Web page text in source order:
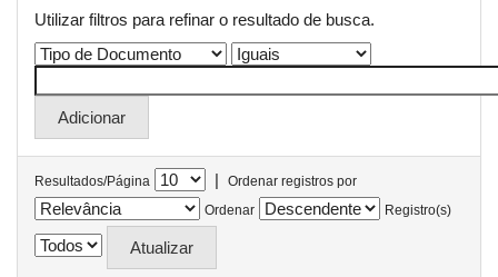
Utilizar filtros para refinar o resultado de busca.
Resultados/Página |
Ordenar registros por
Ordenar
Registro(s)